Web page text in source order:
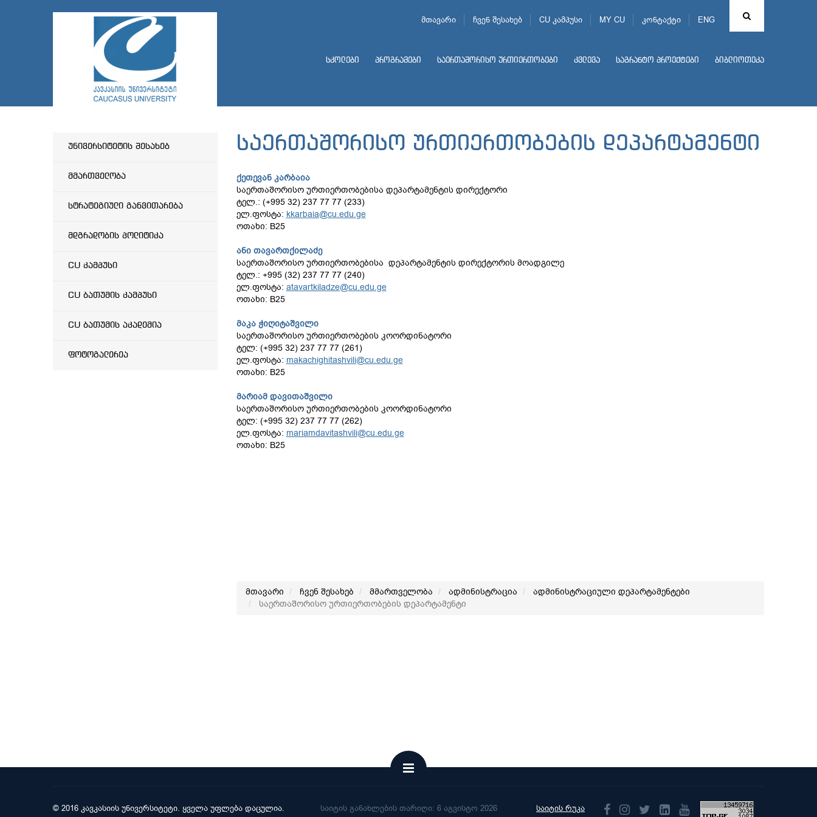
ENG
მთავარი ჩვენ შესახებ CU კამპუსი MY CU კონტაქტი
სკოლები პროგრამები საერთაშორისო ურთიერთობები კვლევა საგრანტო პროექტები ბიბლიოთეკა
უნივერსიტეტის შესახებ
მმართველობა
სტრატეგიული განვითარება
მდგრადობის პოლიტიკა
CU კამპუსი
CU ბათუმის კამპუსი
CU ბათუმის აკადემია
ფოტოგალერეა
საერთაშორისო ურთიერთობების დეპარტამენტი
ქეთევან კარბაია
საერთაშორისო ურთიერთობებისა დეპარტამენტის დირექტორი
ტელ.: (+995 32) 237 77 77 (233)
ელ.ფოსტა: kkarbaia@cu.edu.ge
ოთახი: B25
ანი თავართქილაძე
საერთაშორისო ურთიერთობებისა დეპარტამენტის დირექტორის მოადგილე
ტელ.: +995 (32) 237 77 77 (240)
ელ.ფოსტა: atavartkiladze@cu.edu.ge
ოთახი: B25
მაკა ჭიღიტაშვილი
საერთაშორისო ურთიერთობების კოორდინატორი
ტელ: (+995 32) 237 77 77 (261)
ელ.ფოსტა: makachighitashvili@cu.edu.ge
ოთახი: B25
მარიამ დავითაშვილი
საერთაშორისო ურთიერთობების კოორდინატორი
ტელ: (+995 32) 237 77 77 (262)
ელ.ფოსტა: mariamdavitashvili@cu.edu.ge
ოთახი: B25
მთავარი ჩვენ შესახებ მმართველობა ადმინისტრაცია
ადმინისტრაციული დეპარტამენტები
საერთაშორისო ურთიერთობების დეპარტამენტი
საიტის რუკა
საიტის განახლების თარიღი: 6 აგვისტო 2026
© 2016 კავკასიის უნივერსიტეტი. ყველა უფლება დაცულია.